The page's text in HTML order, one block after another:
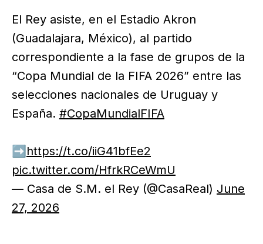
El Rey asiste, en el Estadio Akron
(Guadalajara, México), al partido
correspondiente a la fase de grupos de la
“Copa Mundial de la FIFA 2026” entre las
selecciones nacionales de Uruguay y
España. #CopaMundialFIFA
➡️ https://t.co/iiG41bfEe2
pic.twitter.com/HfrkRCeWmU
— Casa de S.M. el Rey (@CasaReal) June
27, 2026